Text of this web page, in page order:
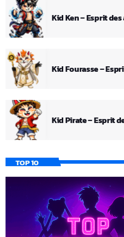
Kid Ken – Esprit
Kid Fourasse –
Kid Pirate – Esprit
TOP 10